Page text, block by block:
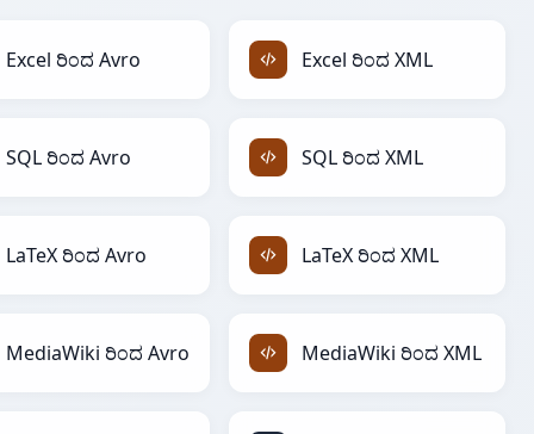
Excel ರಿಂದ Avro Excel ರಿಂದ XML
SQL ರಿಂದ Avro SQL ರಿಂದ XML
LaTeX ರಿಂದ Avro LaTeX ರಿಂದ XML
MediaWiki ರಿಂದ Avro MediaWiki ರಿಂದ XML